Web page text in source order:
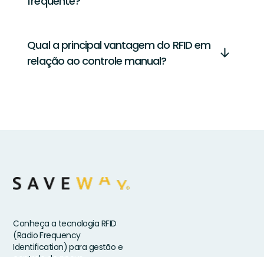
Qual a principal vantagem do RFID em
relação ao controle manual?
Conheça a tecnologia RFID
(Radio Frequency
Identification) para gestão e